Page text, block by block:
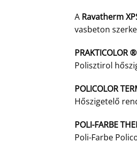
A Ravatherm
vasbeton
PRAKTICOLOR
Polisztirol
POLICOLOR
Hőszigetelő
POLI-FARBE
Poli-Farbe